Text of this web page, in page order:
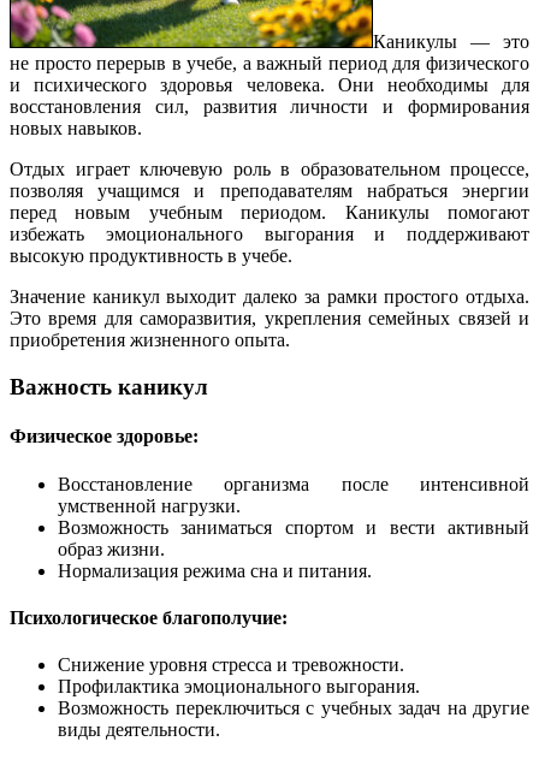
Каникулы — это
не просто перерыв в учебе, а важный период для физического
и психического здоровья человека. Они необходимы для
восстановления сил, развития личности и формирования
новых навыков.
Отдых играет ключевую роль в образовательном процессе,
позволяя учащимся и преподавателям набраться энергии
перед новым учебным периодом. Каникулы помогают
избежать эмоционального выгорания и поддерживают
высокую продуктивность в учебе.
Значение каникул выходит далеко за рамки простого отдыха.
Это время для саморазвития, укрепления семейных связей и
приобретения жизненного опыта.
Важность каникул
Физическое здоровье:
Восстановление организма после интенсивной
умственной нагрузки.
Возможность заниматься спортом и вести активный
образ жизни.
Нормализация режима сна и питания.
Психологическое благополучие:
Снижение уровня стресса и тревожности.
Профилактика эмоционального выгорания.
Возможность переключиться с учебных задач на другие
виды деятельности.